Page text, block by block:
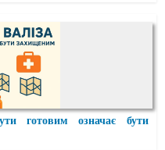
готовим означає бути